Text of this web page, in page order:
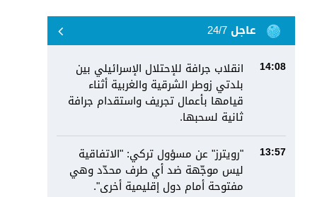
عاجل 24/7
14:08
انقلاب جرافة للإحتلال الإسرائيلي بين
بلدتي زوطر الشرقية والغربية أثناء
قيامها بأعمال تجريف واستقدام جرافة
ثانية لسحبها.
13:57
"رويترز" عن مسؤول تركي: "الاتفاقية
ليس موجّهة ضد أي طرف محدّد وهي
مفتوحة أمام دول إقليمية أخرى".